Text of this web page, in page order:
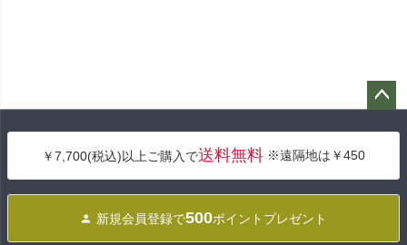
へ
￥7,700(税込)以上ご購入で送料無料 ※遠隔地は￥450
新規会員登録で500ポイントプレゼント